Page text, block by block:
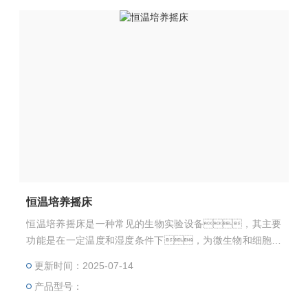
恒温培养摇床
恒温培养摇床是一种常见的生物实验设备，其主要
功能是在一定温度和湿度条件下，为微生物和细胞提
加热元件和温控系统来维持摇床内部恒定的温度和湿
度，同时通过振动机构使样品得以在温度恒定的情况
更新时间：2025-07-14
产品型号：